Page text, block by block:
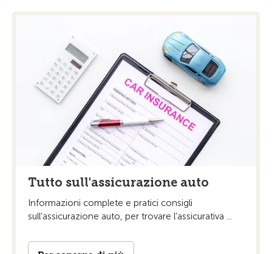
Tutto sull'assicurazione auto
Informazioni complete e pratici consigli
sull'assicurazione auto, per trovare l'assicurativa ...